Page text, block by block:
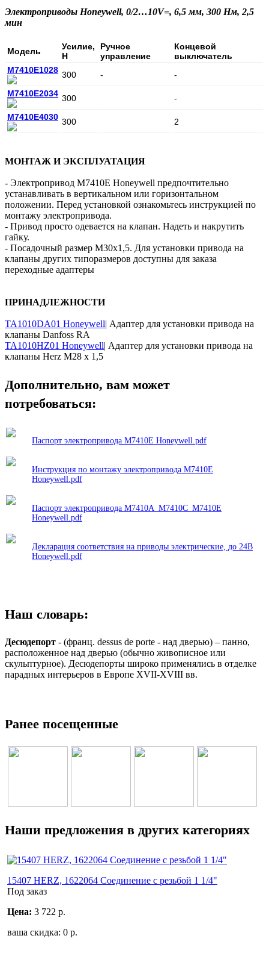
Электроприводы Honeywell, 0/2…10V=, 6,5 мм, 300 Нм, 2,5
мин
Модель
Усилие,
Н
Ручное
управление
Концевой
выключатель
M7410E1028 300 -
-
M7410E2034 300
-
M7410E4030 300 2
МОНТАЖ И ЭКСПЛУАТАЦИЯ
- Электропривод M7410E Honeywell предпочтительно
устанавливать в вертикальном или горизонтальном
положении. Перед установкой ознакомьтесь инструкцией по
монтажу электропривода.
- Привод просто одевается на клапан. Надеть и накрутить
гайку.
- Посадочный размер М30х1,5. Для установки привода на
клапаны других типоразмеров доступны для заказа
переходные адаптеры
ПРИНАДЛЕЖНОСТИ
TA1010DA01 Honeywell| Адаптер для установки привода на
клапаны Danfoss RA
TA1010HZ01 Honeywell| Адаптер для установки привода на
клапаны Herz М28 х 1,5
Дополнительно, вам может
потребоваться:
Паспорт электропривода M7410E Honeywell.pdf
Инструкция по монтажу электропривода M7410E
Honeywell.pdf
Паспорт электропривода M7410A_M7410C_M7410E
Honeywell.pdf
Декларация соответствия на приводы электрические, до 24В
Honeywell.pdf
Наш словарь:
Десюдепорт - (франц. dessus de porte - над дверью) – панно,
расположенное над дверью (обычно живописное или
скульптурное). Десюдепорты широко применялись в отделке
парадных интерьеров в Европе XVII-XVIII вв.
Ранее посещенные
Наши предложения в других категориях
15407 HERZ, 1622064 Соединение с резьбой 1 1/4"
Под заказ
Цена: 3 722 р.
ваша скидка: 0 р.